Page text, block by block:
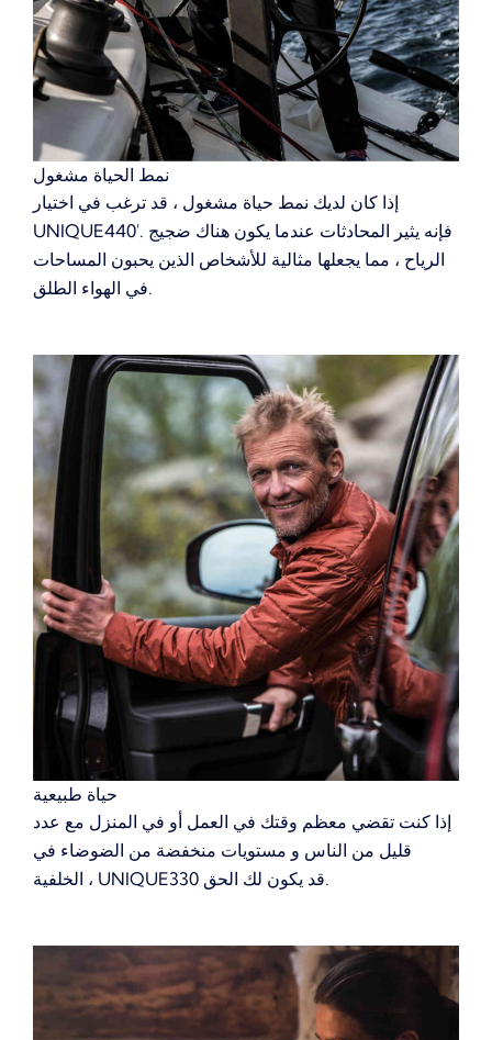
نمط الحياة مشغول
إذا كان لديك نمط حياة مشغول ، قد ترغب في اختيار
UNIQUE440'. فإنه يثير المحادثات عندما يكون هناك ضجيج
الرياح ، مما يجعلها مثالية للأشخاص الذين يحبون المساحات
في الهواء الطلق.
حياة طبيعية
إذا كنت تقضي معظم وقتك في العمل أو في المنزل مع عدد
قليل من الناس و مستويات منخفضة من الضوضاء في
الخلفية ، UNIQUE330 قد يكون لك الحق.